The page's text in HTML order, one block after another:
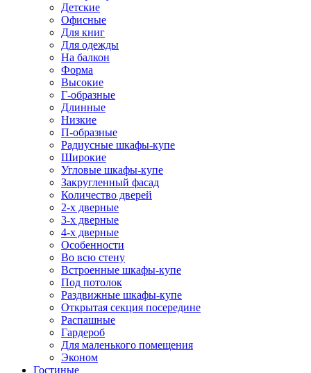
Детские
Офисные
Для книг
Для одежды
На балкон
Форма
Высокие
Г-образные
Длинные
Низкие
П-образные
Радиусные шкафы-купе
Широкие
Угловые шкафы-купе
Закругленный фасад
Количество дверей
2-х дверные
3-х дверные
4-х дверные
Особенности
Во всю стену
Встроенные шкафы-купе
Под потолок
Раздвижные шкафы-купе
Открытая секция посередине
Распашные
Гардероб
Для маленького помещения
Эконом
Гостиные